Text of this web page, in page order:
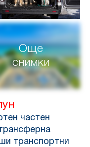
Още
снимки
частен
транспортни